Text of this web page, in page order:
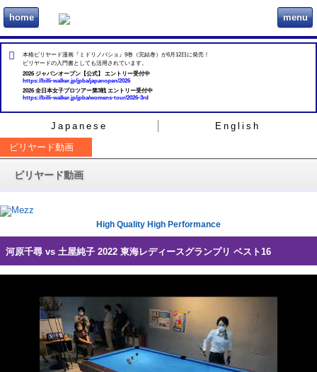
home ビリヲカ menu
本格ビリヤード漫画『ミドリノバショ』9巻（完結巻）が6月12日に発売！
ビリヤードの入門書としても活用されています。
2026 ジャパンオープン【公式】 エントリー受付中
https://billi-walker.jp/jpba/japanopen/2026
2026 全日本女子プロツアー第3戦 エントリー受付中
https://billi-walker.jp/jpba/womens-tour/2026-3rd
Japanese
English
ビリヤード動画
ビリヤード動画
High Quality High Performance
河原千尋 vs 土屋純子 2022 東海レディースグランプリ ベスト16